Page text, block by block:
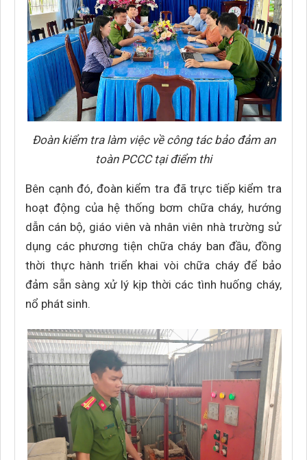
Đoàn kiểm tra làm việc về công tác bảo đảm an
toàn PCCC tại điểm thi
Bên cạnh đó, đoàn kiểm tra đã trực tiếp kiểm tra
hoạt động của hệ thống bơm chữa cháy, hướng
dẫn cán bộ, giáo viên và nhân viên nhà trường sử
dụng các phương tiện chữa cháy ban đầu, đồng
thời thực hành triển khai vòi chữa cháy để bảo
đảm sẵn sàng xử lý kịp thời các tình huống cháy,
nổ phát sinh.